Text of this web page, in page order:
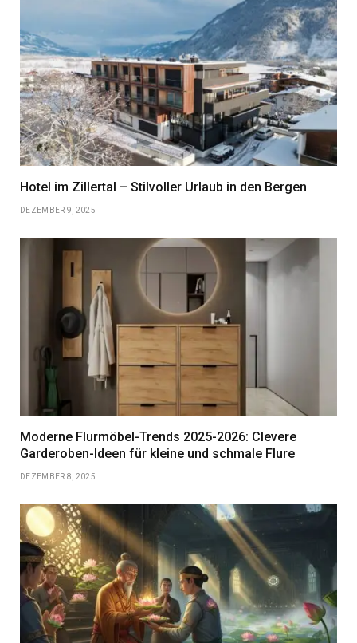
Hotel im Zillertal – Stilvoller Urlaub in den Bergen
DEZEMBER 9, 2025
Moderne Flurmöbel-Trends 2025-2026: Clevere
Garderoben-Ideen für kleine und schmale Flure
DEZEMBER 8, 2025